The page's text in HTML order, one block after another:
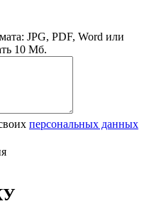
JPG, PDF, Word или
10 Мб.
персональных данных